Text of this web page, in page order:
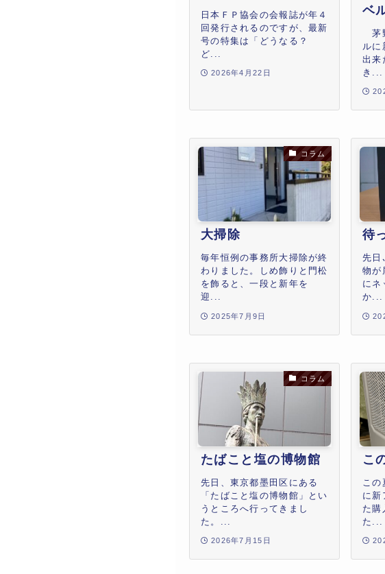
日本ＦＰ協会の会報誌が年４
回発行されるのですが、最新
号の特集は「どうなる？
ど...
2026年4月22日
ベ
茅
ルに
出来
き...
コラム
大掃除
毎年恒例の事務所大掃除が終
わりました。しめ飾りと門松
を飾ると、一段と新年を
迎...
2025年7月9日
待
先日
物が
にネ
か...
コラム
たばこと塩の博物館
先日、東京都墨田区にある
「たばこと塩の博物館」とい
うところへ行ってきまし
た。...
2026年7月15日
こ
こ
に新
た購
た...